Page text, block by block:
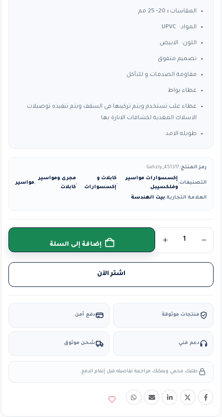
المقاسات :
المواد: UPVC
اللون: الابيض
تصميم متفوق
مقاومة الصدمات و للتآكل
غطاء بواط
غطاء علب تستخدم ويتم تركيبها فى السقف ويتم تنفيذه توصيلات
الاسلاك المغذية لكشافات الانارة بها
طويله الامد
رمز المنتج:Gahzly_451317
التصنيفات:
إكسسوارات مواسير
وفلكسيبل
,
كابلات و
إكسسوارات
,
مجرى ومواسير
كابلات
,مواسير
العلامة التجارية:بيت الهندسة
إضافة إلى السلة
اشتر الآن
منتجات موثوقة دفع آمن
دعم فني شحن موثوق
طلبك محمي ويمكنك مراجعة تفاصيله قبل إتمام الدفع.